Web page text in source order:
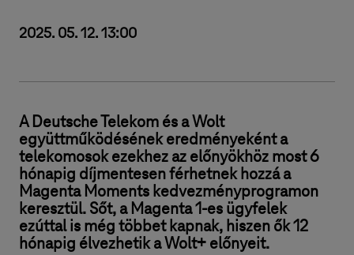
2025. 05. 12. 13:00
A Deutsche Telekom és a Wolt
együttműködésének eredményeként a
telekomosok ezekhez az előnyökhöz most 6
hónapig díjmentesen férhetnek hozzá a
Magenta Moments kedvezményprogramon
keresztül. Sőt, a Magenta 1-es ügyfelek
ezúttal is még többet kapnak, hiszen ők 12
hónapig élvezhetik a Wolt+ előnyeit.